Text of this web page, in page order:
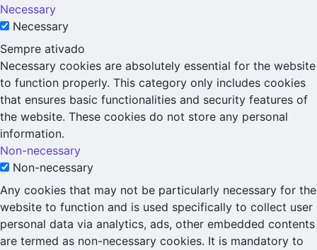
Necessary
Necessary
Sempre ativado
Necessary cookies are absolutely essential for the website
to function properly. This category only includes cookies
that ensures basic functionalities and security features of
the website. These cookies do not store any personal
information.
Non-necessary
Non-necessary
Any cookies that may not be particularly necessary for the
website to function and is used specifically to collect user
personal data via analytics, ads, other embedded contents
are termed as non-necessary cookies. It is mandatory to